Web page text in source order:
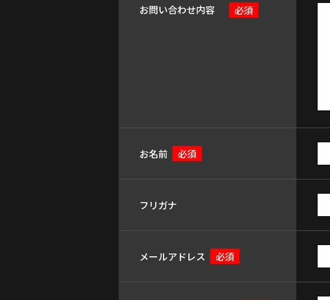
お問い合わせ内容 必須
お名前 必須
フリガナ
メールアドレス 必須